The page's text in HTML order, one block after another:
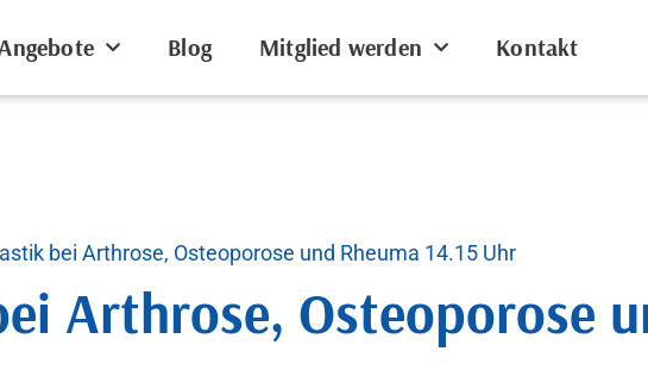
Blog Mitglied werden Kontakt
bei Arthrose, Osteoporose und Rheuma 14.15 Uhr
Arthrose, Osteoporose